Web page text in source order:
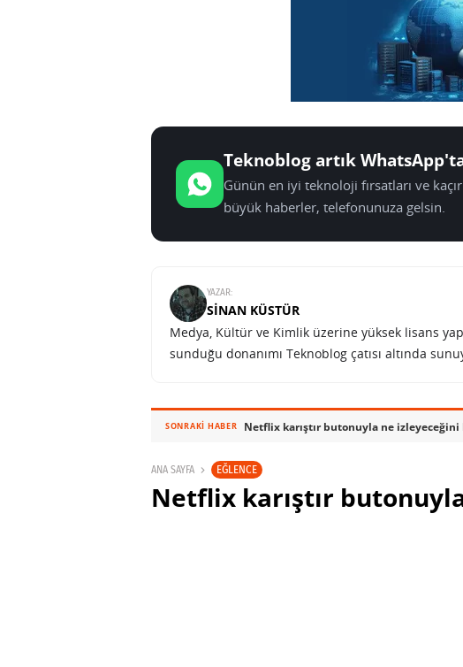
Teknoblog artık
Günün en iyi teknoloji fırsatları ve
büyük haberler, telefonunuza gelsin.
YAZAR:
SINAN KÜSTÜR
Medya, Kültür ve Kimlik üzerine yüksek lisans
sunduğu donanımı Teknoblog çatısı altında
SONRAKI HABER Netflix karıştır butonuyla ne
ANA SAYFA EĞLENCE
Netflix karıştır